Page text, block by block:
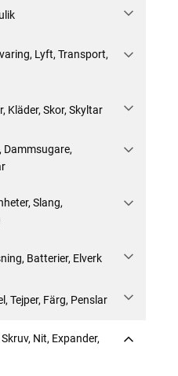
Lyft, Transport,
Kläder, Skor, Skyltar
Dammsugare,
Slang,
Batterier, Elverk
Tejper, Färg, Penslar
Nit, Expander,